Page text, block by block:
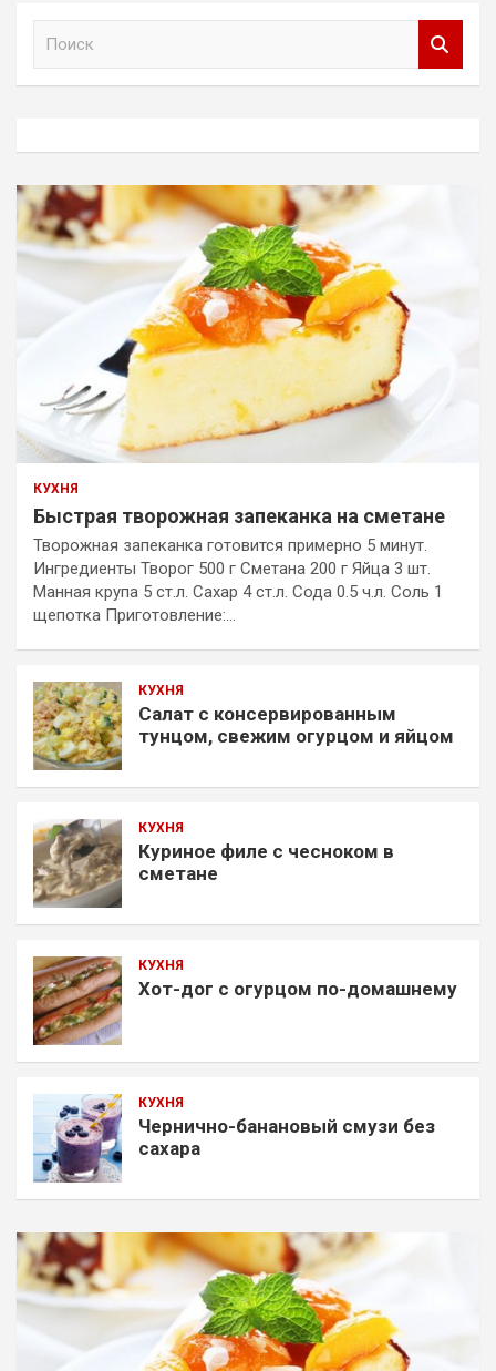
КУХНЯ
Быстрая творожная запеканка на сметане
Творожная запеканка готовится примерно 5 минут.
Ингредиенты Творог 500 г Сметана 200 г Яйца 3 шт.
Манная крупа 5 ст.л. Сахар 4 ст.л. Сода 0.5 ч.л. Соль 1
щепотка Приготовление:…
КУХНЯ
Салат с консервированным
тунцом, свежим огурцом и яйцом
КУХНЯ
Куриное филе с чесноком в
сметане
КУХНЯ
Хот-дог с огурцом по-домашнему
КУХНЯ
Чернично-банановый смузи без
сахара